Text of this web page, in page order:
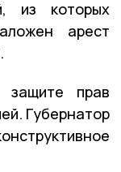
из которых
арест
защите прав
Губернатор